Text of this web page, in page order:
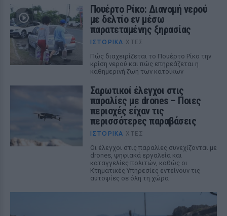
Πουέρτο Ρίκο: Διανομή νερού
με δελτίο εν μέσω
παρατεταμένης ξηρασίας
ΙΣΤΟΡΙΚΆ ΧΤΕΣ
Πώς διαχειρίζεται το Πουέρτο Ρίκο την
κρίση νερού και πώς επηρεάζεται η
καθημερινή ζωή των κατοίκων
Σαρωτικοί έλεγχοι στις
παραλίες με drones – Ποιες
περιοχές είχαν τις
περισσότερες παραβάσεις
ΙΣΤΟΡΙΚΆ ΧΤΕΣ
Οι έλεγχοι στις παραλίες συνεχίζονται με
drones, ψηφιακά εργαλεία και
καταγγελίες πολιτών, καθώς οι
Κτηματικές Υπηρεσίες εντείνουν τις
αυτοψίες σε όλη τη χώρα